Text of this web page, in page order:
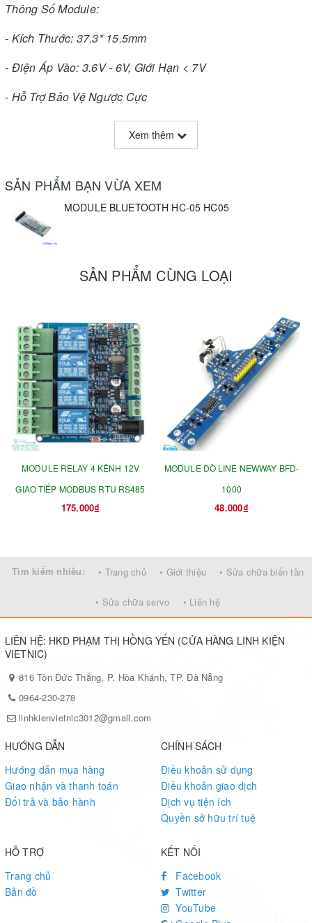
Thông Số Module:
- Kích Thước: 37.3* 15.5mm
- Điện Áp Vào: 3.6V - 6V, Giới Hạn < 7V
- Hỗ Trợ Bảo Vệ Ngược Cực
- Khoảng Cách Truyền Nhận : 10m
Xem thêm
SẢN PHẨM BẠN VỪA XEM
MODULE BLUETOOTH HC-05 HC05
SẢN PHẨM CÙNG LOẠI
MODULE RELAY 4 KÊNH 12V
GIAO TIẾP MODBUS RTU RS485
175.000₫
MODULE DÒ LINE NEWWAY BFD-
1000
48.000₫
Tìm kiếm nhiều: • Trang chủ • Giới thiệu • Sửa chữa biến tần
• Sửa chữa servo • Liên hệ
LIÊN HỆ: HKD PHẠM THỊ HỒNG YẾN (CỬA HÀNG LINH KIỆN
VIETNIC)
816 Tôn Đức Thắng, P. Hòa Khánh, TP. Đà Nẵng
0964-230-278
linhkienvietnic3012@gmail.com
HƯỚNG DẪN
Hướng dẫn mua hàng
Giao nhận và thanh toán
Đổi trả và bảo hành
CHÍNH SÁCH
Điều khoản sử dụng
Điều khoản giao dịch
Dịch vụ tiện ích
Quyền sở hữu trí tuệ
HỖ TRỢ
Trang chủ
Bản đồ
KẾT NỐI
Facebook
Twitter
YouTube